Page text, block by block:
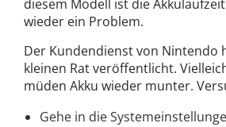
diesem Modell ist die
wieder ein Problem.
Der Kundendienst von Nintendo
kleinen Rat veröffentlicht.
müden Akku wieder munter.
Gehe in die